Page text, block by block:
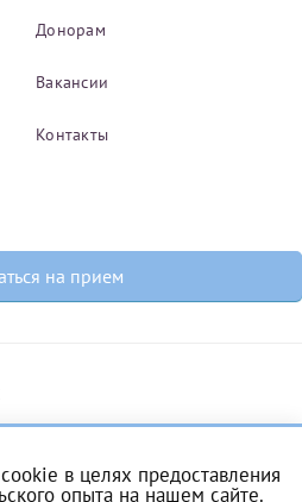
Донорам
Вакансии
Контакты
на прием
Telegram Max
в целях предоставления
опыта на нашем сайте.